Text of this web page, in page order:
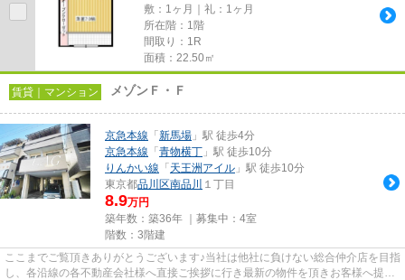
敷：1ヶ月｜礼：1ヶ月
所在階：1階
間取り：1R
面積：22.50㎡
賃貸｜マンション メゾンＦ・Ｆ
京急本線 「 新馬場 」駅 徒歩4分
京急本線 「 青物横丁 」駅 徒歩10分
りんかい線 「 天王洲アイル 」駅 徒歩10分
東京都品川区南品川 １丁目
8.9万円
築年数：築36年 ｜募集中： 4室
階数：3階建
ここまでご覧頂きありがとうございます♪当社は他社に負けない総合仲介店を目指
し、各沿線の各不動産会社様へ直接ご挨拶に行き最新の物件を頂きお客様へ提供